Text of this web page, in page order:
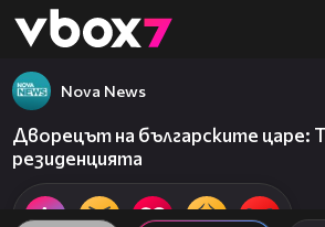
👾
Nova News
Дворецът на българските царе:
резиденцията